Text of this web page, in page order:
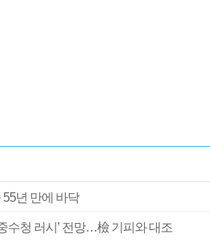
년 만에 바닥
수청 러시’ 전망…檢 기피와 대조